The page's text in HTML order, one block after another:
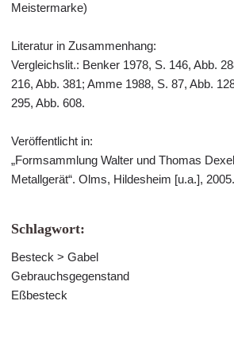
Meistermarke)
Literatur in Zusammenhang:
Vergleichslit.: Benker 1978, S. 146, Abb.
216, Abb. 381; Amme 1988, S. 87, Abb.
295, Abb. 608.
Veröffentlicht in:
„Formsammlung Walter und Thomas
Metallgerät“. Olms, Hildesheim [u.a.],
Schlagwort:
Besteck > Gabel
Gebrauchsgegenstand
Eßbesteck